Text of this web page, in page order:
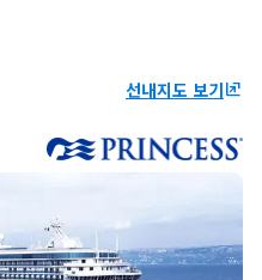
선내지도 보기ungroup